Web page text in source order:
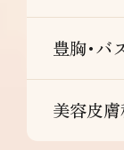
豊胸･バ
美容皮